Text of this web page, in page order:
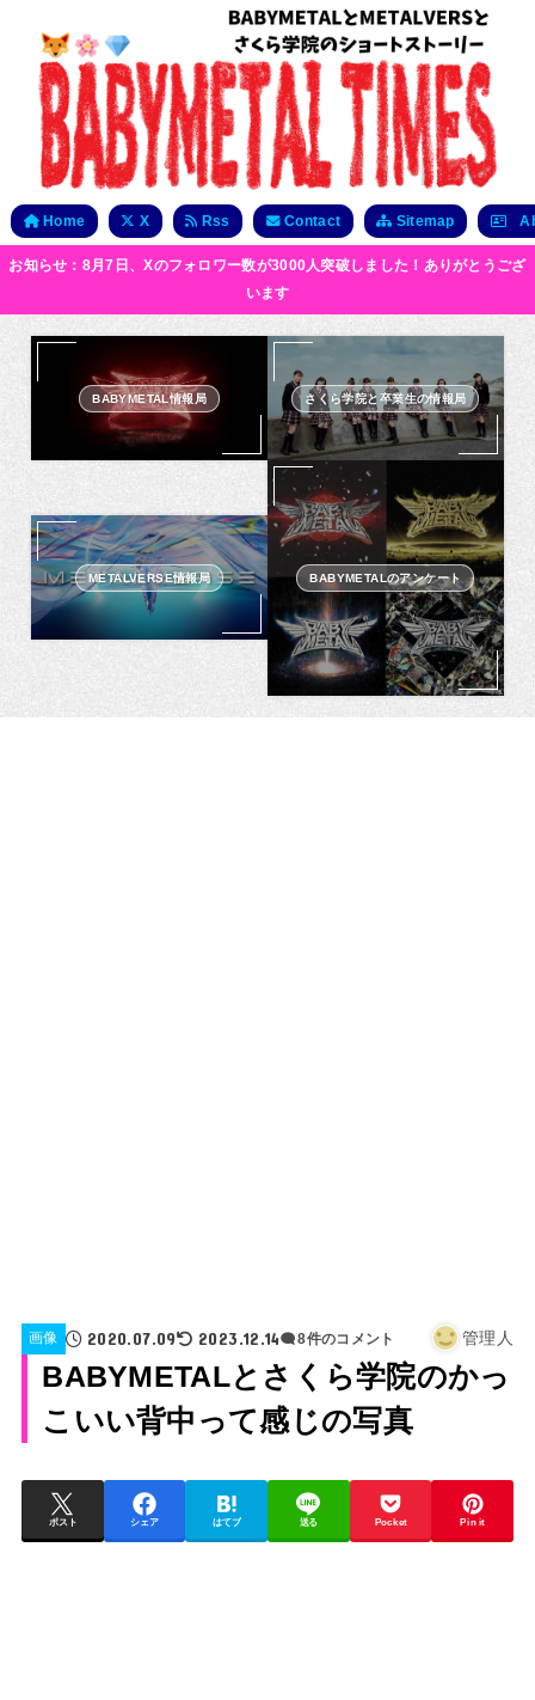
Home X Rss Contact Sitemap
お知らせ：8月7日、Xのフォロワー数が3000人突破しました！ありがとうござ
います
BABYMETAL情報局 さくら学院と卒業生の情報局
METALVERSE情報局 BABYMETALのアンケート
画像 2020.07.09 2023.12.14 8件のコメント 管理人
BABYMETALとさくら学院のかっ
こいい背中って感じの写真
ポスト シェア はてブ 送る Pocket Pin it